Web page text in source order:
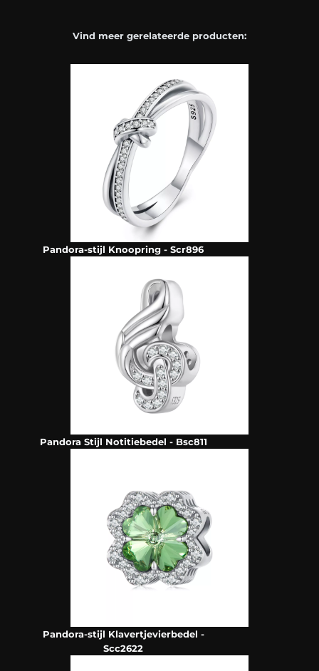
Vind meer gerelateerde producten:
Pandora-stijl Knoopring - Scr896
Pandora Stijl Notitiebedel - Bsc811
Pandora-stijl Klavertjevierbedel -
Scc2622